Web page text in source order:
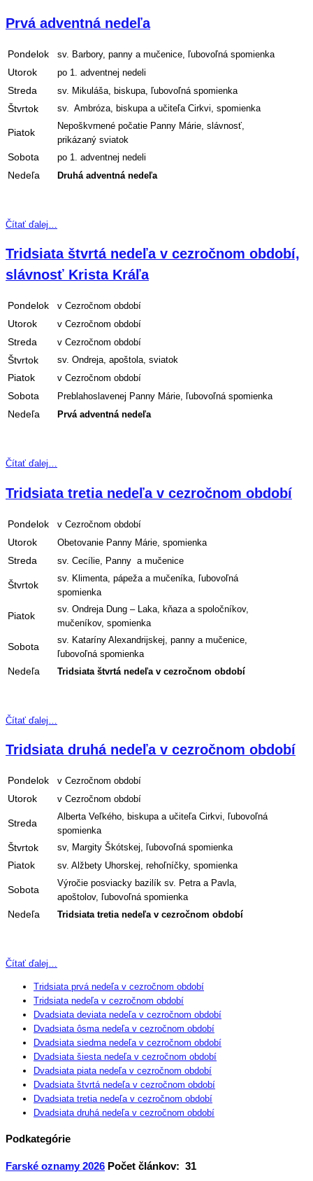
Prvá adventná nedeľa
Pondelok sv. Barbory, panny a mučenice, ľubovoľná spomienka
Utorok po 1. adventnej nedeli
Streda sv. Mikuláša, biskupa, ľubovoľná spomienka
Štvrtok sv. Ambróza, biskupa a učiteľa Cirkvi, spomienka
Piatok
Nepoškvrnené počatie Panny Márie, slávnosť,
prikázaný sviatok
Sobota po 1. adventnej nedeli
Nedeľa Druhá adventná nedeľa
Čítať ďalej…
Tridsiata štvrtá nedeľa v cezročnom období,
slávnosť Krista Kráľa
Pondelok v Cezročnom období
Utorok v Cezročnom období
Streda v Cezročnom období
Štvrtok sv. Ondreja, apoštola, sviatok
Piatok v Cezročnom období
Sobota Preblahoslavenej Panny Márie, ľubovoľná spomienka
Nedeľa Prvá adventná nedeľa
Čítať ďalej…
Tridsiata tretia nedeľa v cezročnom období
Pondelok v Cezročnom období
Utorok Obetovanie Panny Márie, spomienka
Streda sv. Cecílie, Panny a mučenice
Štvrtok
sv. Klimenta, pápeža a mučeníka, ľubovoľná
spomienka
Piatok
sv. Ondreja Dung – Laka, kňaza a spoločníkov,
mučeníkov, spomienka
Sobota
sv. Kataríny Alexandrijskej, panny a mučenice,
ľubovoľná spomienka
Nedeľa Tridsiata štvrtá nedeľa v cezročnom období
Čítať ďalej…
Tridsiata druhá nedeľa v cezročnom období
Pondelok v Cezročnom období
Utorok v Cezročnom období
Streda
Alberta Veľkého, biskupa a učiteľa Cirkvi, ľubovoľná
spomienka
Štvrtok sv, Margity Škótskej, ľubovoľná spomienka
Piatok sv. Alžbety Uhorskej, rehoľníčky, spomienka
Sobota
Výročie posviacky bazilík sv. Petra a Pavla,
apoštolov, ľubovoľná spomienka
Nedeľa Tridsiata tretia nedeľa v cezročnom období
Čítať ďalej…
Tridsiata prvá nedeľa v cezročnom období
Tridsiata nedeľa v cezročnom období
Dvadsiata deviata nedeľa v cezročnom období
Dvadsiata ôsma nedeľa v cezročnom období
Dvadsiata siedma nedeľa v cezročnom období
Dvadsiata šiesta nedeľa v cezročnom období
Dvadsiata piata nedeľa v cezročnom období
Dvadsiata štvrtá nedeľa v cezročnom období
Dvadsiata tretia nedeľa v cezročnom období
Dvadsiata druhá nedeľa v cezročnom období
Podkategórie
Farské oznamy 2026 Počet článkov: 31